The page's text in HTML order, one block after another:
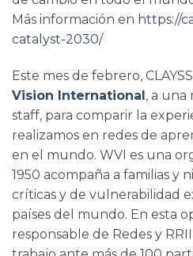
Más información en https://
catalyst-2030/
Este mes de febrero,
Vision International , a una
staff, para comparir la
realizamos en redes de
en el mundo. WVI es una
1950 acompaña a familias y
críticas y de vulnerabilidad
países del mundo. En esta
responsable de Redes y